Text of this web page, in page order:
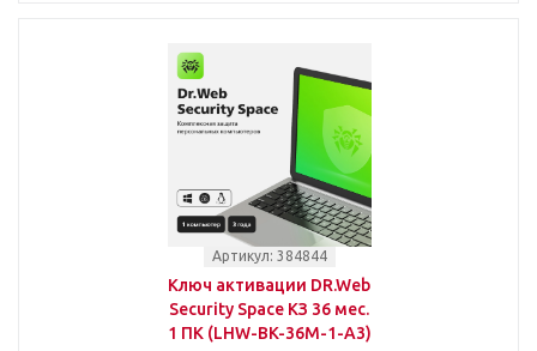
Артикул: 384844
Ключ активации DR.Web
Security Space КЗ 36 мес.
1 ПК (LHW-BK-36M-1-A3)